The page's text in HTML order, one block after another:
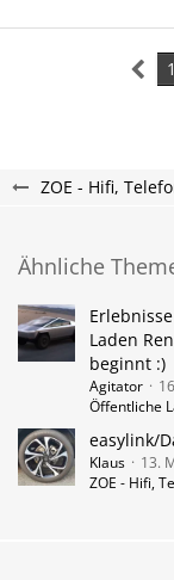
1
ZOE - Hifi,
Ähnliche
Laden
beginnt :)
Agitator
Öffentliche
easylink/
Klaus
13.
ZOE - Hifi,